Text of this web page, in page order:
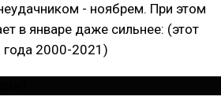
- ноябрем. При этом
в январе даже сильнее: (этот
2000-2021)